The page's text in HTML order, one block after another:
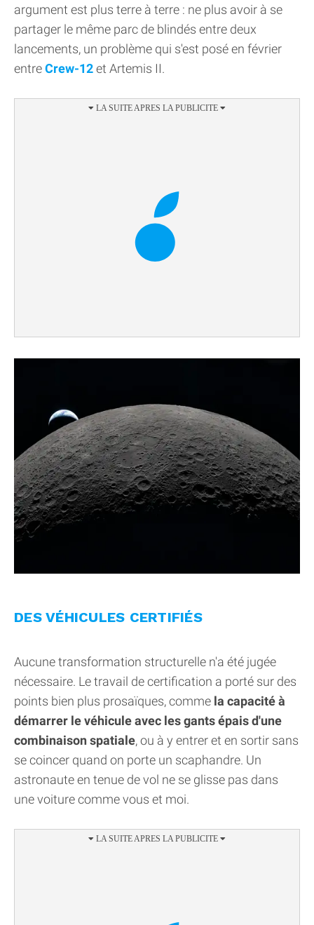
argument est plus terre à terre : ne plus avoir à se
partager le même parc de blindés entre deux
lancements, un problème qui s'est posé en février
entreCrew-12et Artemis II.
DES VÉHICULES CERTIFIÉS
Aucune transformation structurelle n'a été jugée
nécessaire. Le travail de certification a porté sur des
points bien plus prosaïques, comme la capacité à
démarrer le véhicule avec les gants épais d'une
combinaison spatiale, ou à y entrer et en sortir sans
se coincer quand on porte un scaphandre. Un
astronaute en tenue de vol ne se glisse pas dans
une voiture comme vous et moi.